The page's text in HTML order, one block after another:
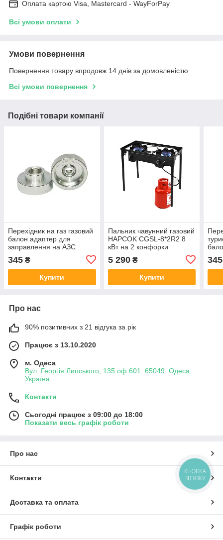
Оплата картою Visa, Mastercard - WayForPay
Всі умови оплати
Умови повернення
Повернення товару впродовж 14 днів за домовленістю
Всі умови повернення
Подібні товари компанії
Перехідник на газ газовий
балон адаптер для
заправлення на АЗС
345 ₴
Купити
Пальник чавунний газовий
HAPCOK CGSL-8*2R2 8
кВт на 2 конфорки
5 290₴
Купити
345
Про нас
90% позитивних з 21 відгука за рік
Працює з 13.10.2020
м. Одеса
Вул. Георгія Липського, 135.оф.601. 65049, Одеса,
Україна
Контакти
Сьогодні працює з 09:00 до 18:00
Показати весь графік роботи
Про нас
Контакти
Доставка та оплата
Графік роботи
КНОПКА
ЗВ'ЯЗКУ